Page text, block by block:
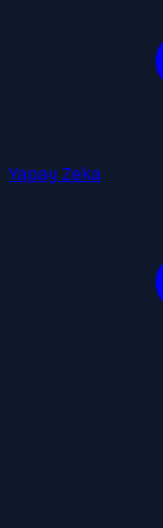
Yapay Zeka